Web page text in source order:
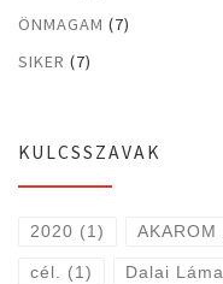
ÖNMAGAM (7)
SIKER (7)
KULCSSZAVAK
2020 (1) AKAROM
cél. (1) Dalai Láma